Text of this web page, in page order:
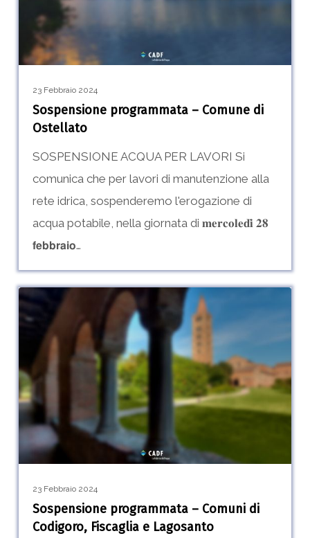
Ostellato
23 Febbraio 2024
Sospensione programmata – Comune di
Ostellato
SOSPENSIONE ACQUA PER LAVORI Si
comunica che per lavori di manutenzione alla
rete idrica, sospenderemo l'erogazione di
acqua potabile, nella giornata di 𝐦𝐞𝐫𝐜𝐨𝐥𝐞𝐝𝐢̀ 𝟐𝟖
𝗳𝗲𝗯𝗯𝗿𝗮𝗶𝗼…
Sospensione
programmata
Comuni
di
Codigoro,
Fiscaglia
e
23 Febbraio 2024
Sospensione programmata – Comuni di
Codigoro, Fiscaglia e Lagosanto